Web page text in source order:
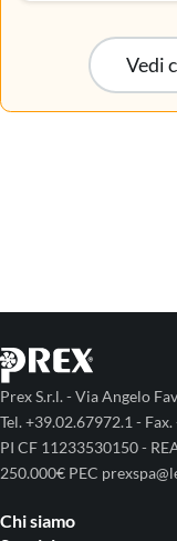
Vedi
Prex S.r.l. - Via Angelo
Tel. +39.02.67972.1 -
PI CF 11233530150 -
250.000€ PEC
Chi siamo